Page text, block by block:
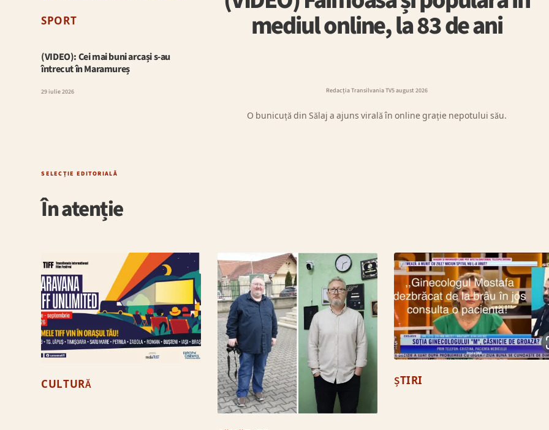
SPORT
(VIDEO): Cei mai buni arcași s-au
întrecut în Maramureș
29 iulie 2026
mediul online, la 83 de ani
Redacția Transilvania TV5 august 2026
O bunicuță din Sălaj a ajuns virală în online grație nepotului său.
SELECȚIE EDITORIALĂ
În atenție
CULTURĂ ȘTIRI